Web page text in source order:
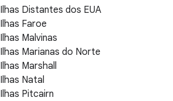
Ilhas Distantes dos EUA
Ilhas Faroe
Ilhas Malvinas
Ilhas Marianas do Norte
Ilhas Marshall
Ilhas Natal
Ilhas Pitcairn